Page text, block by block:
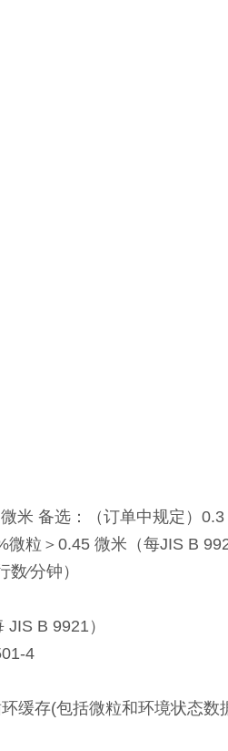
米 备选：（订单中规定）
粒＞0.45 微米（每JIS B
∕分钟）
B 9921）
4
缓存(包括微粒和环境状态数